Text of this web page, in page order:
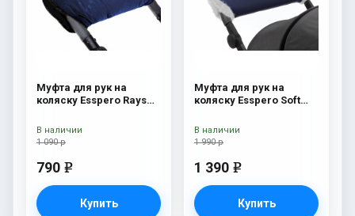
Муфта для рук на
коляску Esspero Rays
1 090 р
790 e
Купить
В наличии
Муфта для рук на
коляску Esspero Soft
1 990 р
1 390 e
Купить
В наличии